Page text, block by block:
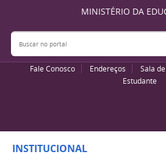
MINISTÉRIO DA
Buscar no portal
Fale Conosco Endereços Sala
Estudante
INSTITUCIONAL